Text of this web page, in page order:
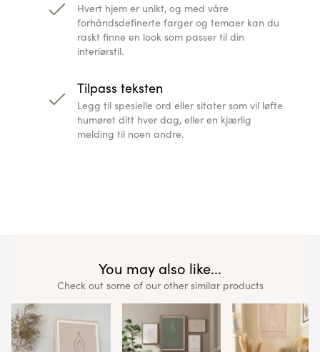
Hvert hjem er unikt, og med våre
forhåndsdefinerte farger og temaer kan du
raskt finne en look som passer til din
interiørstil.
Tilpass teksten
Legg til spesielle ord eller sitater som vil løfte
humøret ditt hver dag, eller en kjærlig
melding til noen andre.
You may also like...
Check out some of our other similar products